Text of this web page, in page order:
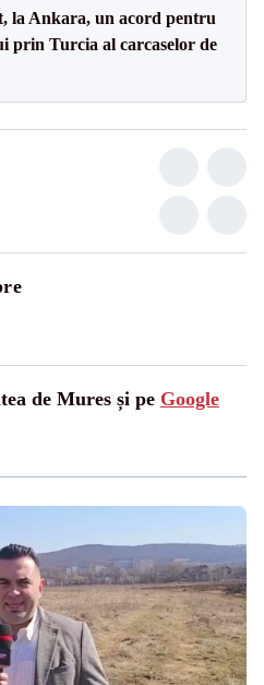
la Ankara, un acord pentru
prin Turcia al carcaselor de
de Mures și pe Google